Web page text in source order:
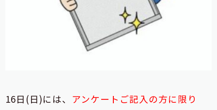
16日(日)には、 アンケートご記入の方に限り